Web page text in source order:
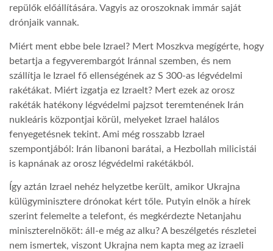
repülők előállítására. Vagyis az oroszoknak immár saját
drónjaik vannak.
Miért ment ebbe bele Izrael? Mert Moszkva megígérte, hogy
betartja a fegyverembargót Iránnal szemben, és nem
szállítja le Izrael fő ellenségének az S 300-as légvédelmi
rakétákat. Miért izgatja ez Izraelt? Mert ezek az orosz
rakéták hatékony légvédelmi pajzsot teremtenének Irán
nukleáris központjai körül, melyeket Izrael halálos
fenyegetésnek tekint. Ami még rosszabb Izrael
szempontjából: Irán libanoni barátai, a Hezbollah milicistái
is kapnának az orosz légvédelmi rakétákból.
Így aztán Izrael nehéz helyzetbe került, amikor Ukrajna
külügyminisztere drónokat kért tőle. Putyin elnök a hírek
szerint felemelte a telefont, és megkérdezte Netanjahu
miniszterelnököt: áll-e még az alku? A beszélgetés részletei
nem ismertek, viszont Ukrajna nem kapta meg az izraeli